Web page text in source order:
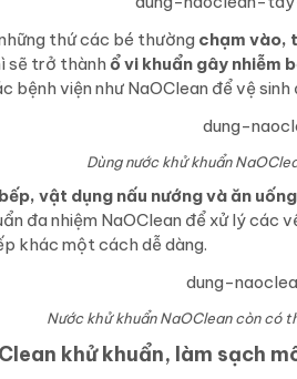
thứ các bé thường chạm vào,
sẽ trở thành ổ vi khuẩn gây nhiễm
bệnh viện như NaOClean để vệ
Dùng nước khử khuẩn
vật dụng nấu nướng và ăn uống
đa nhiệm NaOClean để xử lý
khác một cách dễ dàng.
Nước khử khuẩn NaOClean còn có
khử khuẩn, làm sạch